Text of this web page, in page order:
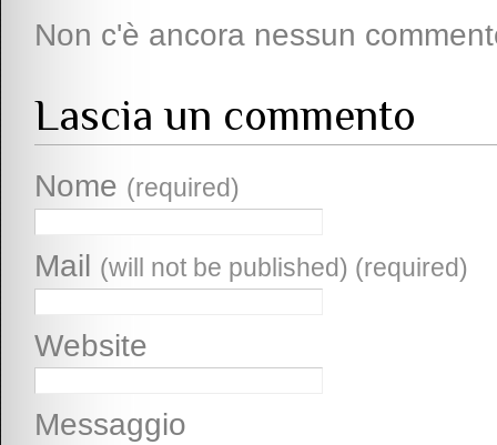
Non c'è ancora nessun
Lascia un commento
Nome (required)
Mail (will not be published) (required)
Website
Messaggio